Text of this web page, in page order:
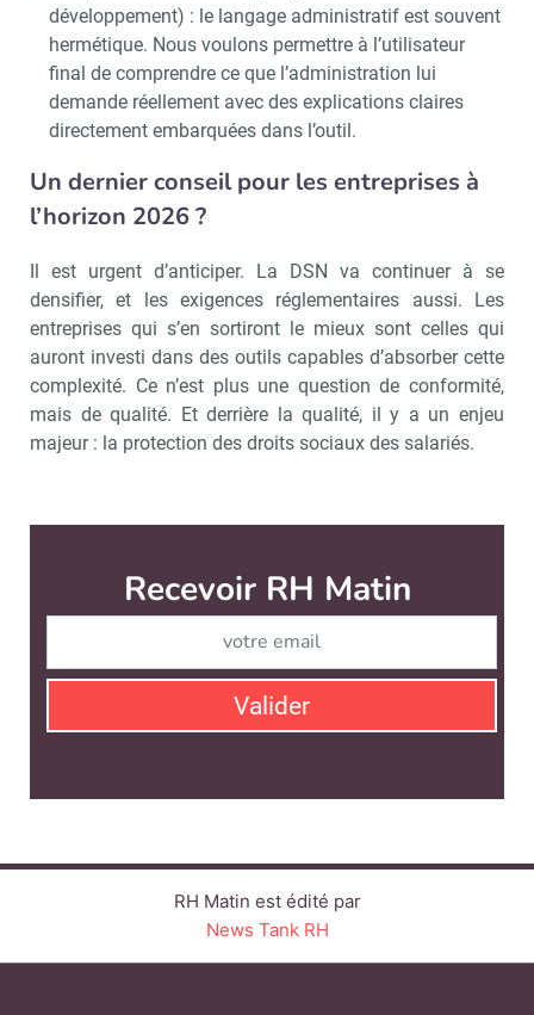
développement) : le langage administratif est souvent
hermétique. Nous voulons permettre à l’utilisateur
final de comprendre ce que l’administration lui
demande réellement avec des explications claires
directement embarquées dans l’outil.
Un dernier conseil pour les entreprises à
l’horizon 2026 ?
Il est urgent d’anticiper. La DSN va continuer à se
densifier, et les exigences réglementaires aussi. Les
entreprises qui s’en sortiront le mieux sont celles qui
auront investi dans des outils capables d’absorber cette
complexité. Ce n’est plus une question de conformité,
mais de qualité. Et derrière la qualité, il y a un enjeu
majeur : la protection des droits sociaux des salariés.
Recevoir RH Matin
Valider
RH Matin est édité par
News Tank RH